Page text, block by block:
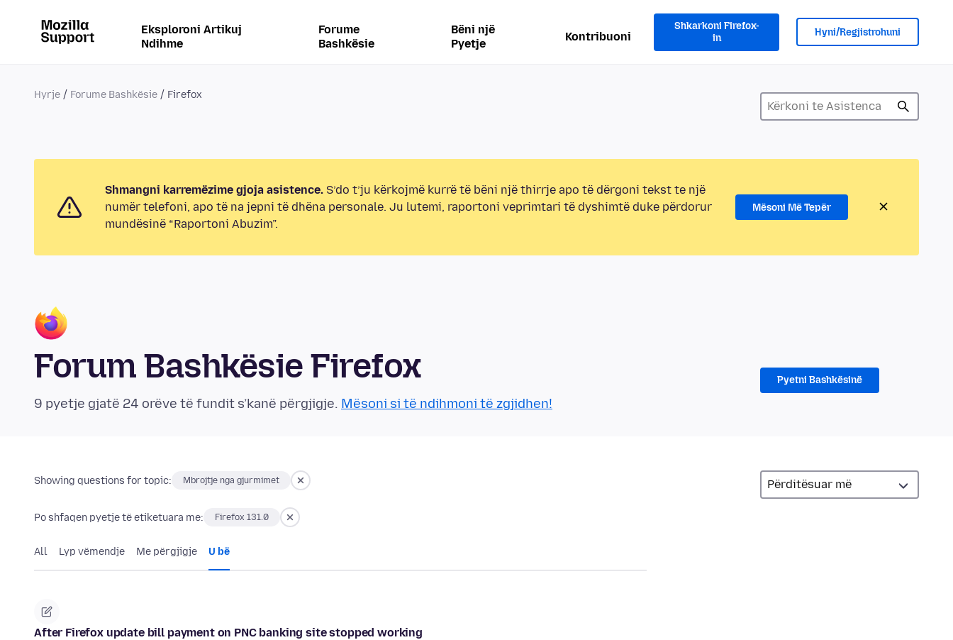
Eksploroni Artikuj
Ndihme
Forume
Bashkësie
Bëni një
Pyetje
Kontribuoni
Shkarkoni Firefox-
in
Hyni/Regjistrohuni
Hyrje Forume Bashkësie Firefox
Shmangni karremëzime gjoja asistence. S’do t’ju kërkojmë kurrë të bëni një thirrje apo të dërgoni tekst te një
numër telefoni, apo të na jepni të dhëna personale. Ju lutemi, raportoni veprimtari të dyshimtë duke përdorur
mundësinë “Raportoni Abuzim”.
Mësoni Më Tepër
Forum Bashkësie Firefox
9 pyetje gjatë 24 orëve të fundit s’kanë përgjigje. Mësoni si të ndihmoni të zgjidhen!
Pyetni Bashkësinë
Showing questions for topic: Mbrojtje nga gjurmimet
Po shfaqen pyetje të etiketuara me: Firefox 131.0
All Lyp vëmendje Me përgjigje U bë
After Firefox update bill payment on PNC banking site stopped working